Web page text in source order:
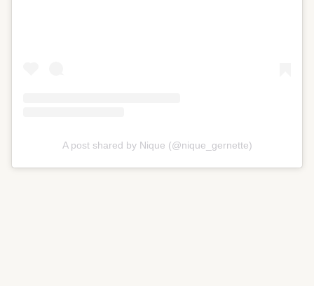
A post shared by Nique (@nique_gernette)